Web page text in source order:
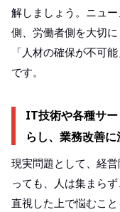
解しましょう。ニュ
側、労働者側を大切
「人材の確保が不可
です。
IT技術や各種サ
らし、業務改善に
現実問題として、経
っても、人は集まら
直視した上で悩むこ